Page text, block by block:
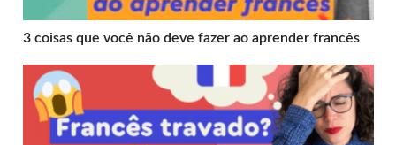
3 coisas que você não deve fazer ao aprender francês
7 dicas para falar francês sem travar